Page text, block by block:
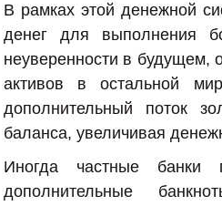
В рамках этой денежной
денег для выполнения
неуверенности в будущем,
активов в остальной
дополнительный поток
баланса, увеличивая
Иногда частные банки
дополнительные